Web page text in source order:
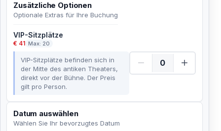
Zusätzliche Optionen
Optionale Extras für Ihre Buchung
VIP-Sitzplätze
€ 41 Max: 20
VIP-Sitzplätze befinden sich in
der Mitte des antiken Theaters,
direkt vor der Bühne. Der Preis
gilt pro Person.
Datum auswählen
Wählen Sie Ihr bevorzugtes Datum